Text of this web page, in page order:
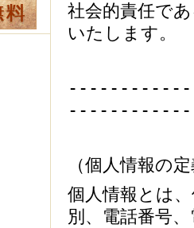
社会的責任で
いたします。
（個人情報の
個人情報とは
別、電話番号